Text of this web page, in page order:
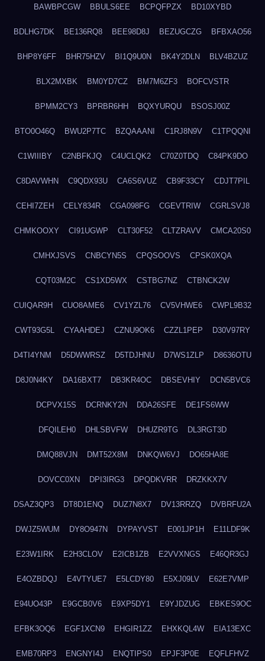
BAWBPCGW BBULS6EE BCPQFPZX BD10XYBD
BDLHG7DK BE136RQ8 BEE98D8J BEZUGCZG BFBXAO56
BHP8Y6FF BHR75HZV BI1Q9U0N BK4Y2DLN BLV4BZUZ
BLX2MXBK BM0YD7CZ BM7M6ZF3 BOFCVSTR
BPMM2CY3 BPRBR6HH BQXYURQU BSOSJ00Z
BTO0O46Q BWU2P7TC BZQAAANI C1RJ8N9V C1TPQQNI
C1WIIIBY C2NBFKJQ C4UCLQK2 C70Z0TDQ C84PK9DO
C8DAVWHN C9QDX93U CA6S6VUZ CB9F33CY CDJT7PIL
CEHI7ZEH CELY834R CGA098FG CGEVTRIW CGRLSVJ8
CHMKOOXY CI91UGWP CLT30F52 CLTZRAVV CMCA20S0
CMHXJSVS CNBCYN5S CPQSOOVS CPSK0XQA
CQT03M2C CS1XD5WX CSTBG7NZ CTBNCK2W
CUIQAR9H CUO8AME6 CV1YZL76 CV5VHWE6 CWPL9B32
CWT93G5L CYAAHDEJ CZNU9OK6 CZZL1PEP D30V97RY
D4TI4YNM D5DWWRSZ D5TDJHNU D7WS1ZLP D8636OTU
D8J0N4KY DA16BXT7 DB3KR4OC DBSEVHIY DCN5BVC6
DCPVX15S DCRNKY2N DDA26SFE DE1FS6WW
DFQILEH0 DHLSBVFW DHUZR9TG DL3RGT3D
DMQ88VJN DMT52X8M DNKQW6VJ DO65HA8E
DOVCC0XN DPI3IRG3 DPQDKVRR DRZKKX7V
DSAZ3QP3 DT8D1ENQ DUZ7N8X7 DV13RRZQ DVBRFU2A
DWJZ5WUM DY8O947N DYPAYVST E001JP1H E11LDF9K
E23W1IRK E2H3CLOV E2ICB1ZB E2VVXNGS E46QR3GJ
E4OZBDQJ E4VTYUE7 E5LCDY80 E5XJ09LV E62E7VMP
E94UO43P E9GCB0V6 E9XP5DY1 E9YJDZUG EBKES9OC
EFBK3OQ6 EGF1XCN9 EHGIR1ZZ EHXKQL4W EIA13EXC
EMB70RP3 ENGNYI4J ENQTIPS0 EPJF3P0E EQFLFHVZ